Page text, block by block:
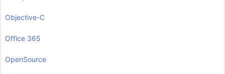
Objective-C
Office 365
OpenSource